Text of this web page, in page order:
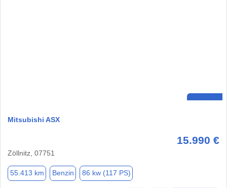
Mitsubishi ASX
15.990 €
Zöllnitz, 07751
55.413 km Benzin 86 kw (117 PS)